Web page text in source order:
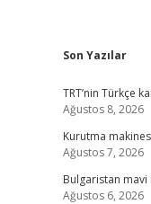
Son Yazılar
TRT’nin Türkçe
Ağustos 8, 2026
Kurutma
Ağustos 7, 2026
Bulgaristan mavi
Ağustos 6, 2026
betcivdcasino